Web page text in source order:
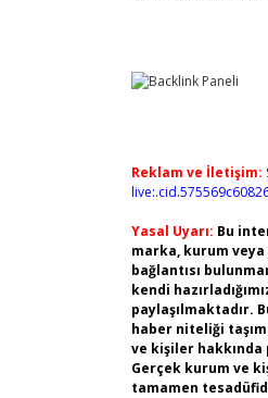
Reklam ve İletişim:
Yasal Uyarı: Bu
marka, kurum
bağlantısı
kendi
paylaşılmaktadır.
haber niteliği
ve kişiler hakkında
Gerçek kurum ve
tamamen